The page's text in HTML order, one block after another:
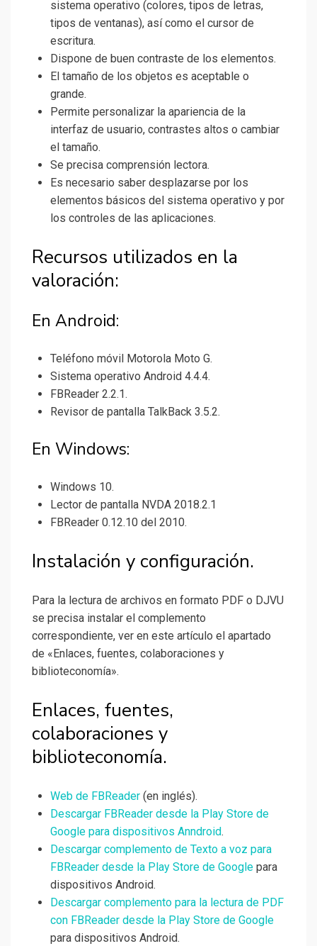
sistema operativo (colores, tipos de letras,
tipos de ventanas), así como el cursor de
escritura.
Dispone de buen contraste de los elementos.
El tamaño de los objetos es aceptable o
grande.
Permite personalizar la apariencia de la
interfaz de usuario, contrastes altos o cambiar
el tamaño.
Se precisa comprensión lectora.
Es necesario saber desplazarse por los
elementos básicos del sistema operativo y por
los controles de las aplicaciones.
Recursos utilizados en la
valoración:
En Android:
Teléfono móvil Motorola Moto G.
Sistema operativo Android 4.4.4.
FBReader 2.2.1.
Revisor de pantalla TalkBack 3.5.2.
En Windows:
Windows 10.
Lector de pantalla NVDA 2018.2.1
FBReader 0.12.10 del 2010.
Instalación y configuración.
Para la lectura de archivos en formato PDF o DJVU
se precisa instalar el complemento
correspondiente, ver en este artículo el apartado
de «Enlaces, fuentes, colaboraciones y
biblioteconomía».
Enlaces, fuentes,
colaboraciones y
biblioteconomía.
Web de FBReader (en inglés).
Descargar FBReader desde la Play Store de
Google para dispositivos Anndroid.
Descargar complemento de Texto a voz para
FBReader desde la Play Store de Google para
dispositivos Android.
Descargar complemento para la lectura de PDF
con FBReader desde la Play Store de Google
para dispositivos Android.